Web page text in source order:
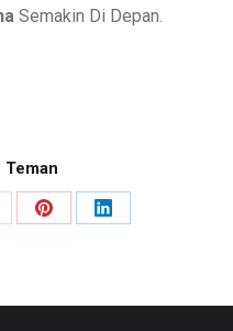
Semakin Di Depan.
Teman
Share
Share